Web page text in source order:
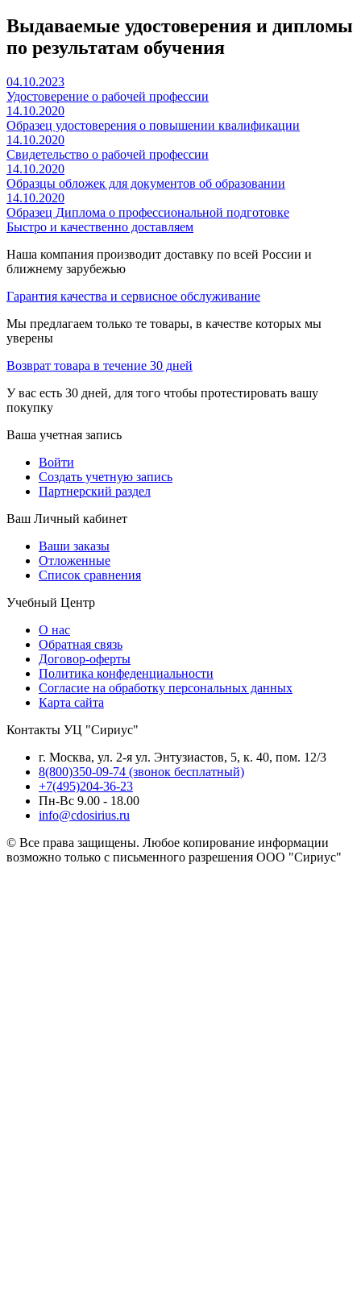
Выдаваемые удостоверения и дипломы
по результатам обучения
04.10.2023
Удостоверение о рабочей профессии
14.10.2020
Образец удостоверения о повышении квалификации
14.10.2020
Свидетельство о рабочей профессии
14.10.2020
Образцы обложек для документов об образовании
14.10.2020
Образец Диплома о профессиональной подготовке
Быстро и качественно доставляем
Наша компания производит доставку по всей России и
ближнему зарубежью
Гарантия качества и сервисное обслуживание
Мы предлагаем только те товары, в качестве которых мы
уверены
Возврат товара в течение 30 дней
У вас есть 30 дней, для того чтобы протестировать вашу
покупку
Ваша учетная запись
Войти
Создать учетную запись
Партнерский раздел
Ваш Личный кабинет
Ваши заказы
Отложенные
Список сравнения
Учебный Центр
О нас
Обратная связь
Договор-оферты
Политика конфеденциальности
Согласие на обработку персональных данных
Карта сайта
Контакты УЦ "Сириус"
г. Москва, ул. 2-я ул. Энтузиастов, 5, к. 40, пом. 12/3
8(800)350-09-74 (звонок бесплатный)
+7(495)204-36-23
Пн-Вс 9.00 - 18.00
info@cdosirius.ru
© Все права защищены. Любое копирование информации
возможно только с письменного разрешения ООО "Сириус"